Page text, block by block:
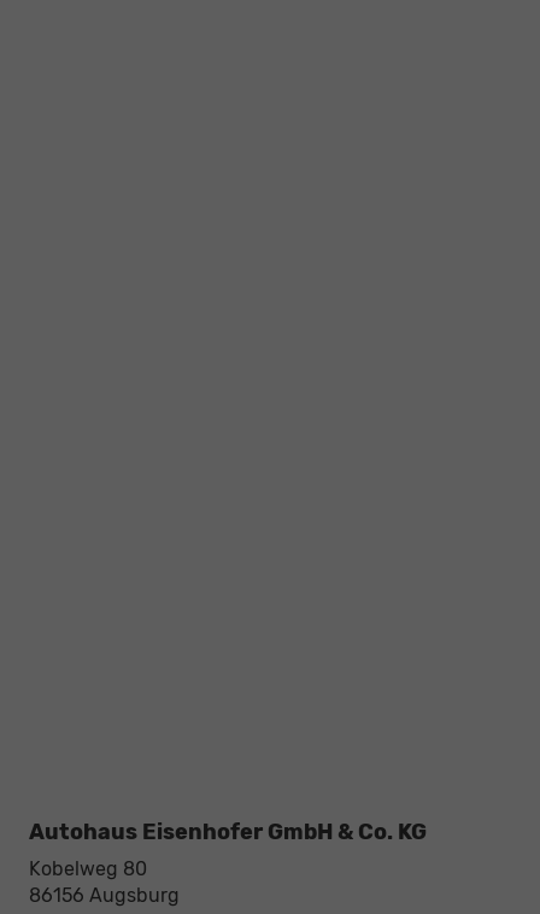
Autohaus Eisenhofer GmbH & Co. KG
Kobelweg 80
86156 Augsburg